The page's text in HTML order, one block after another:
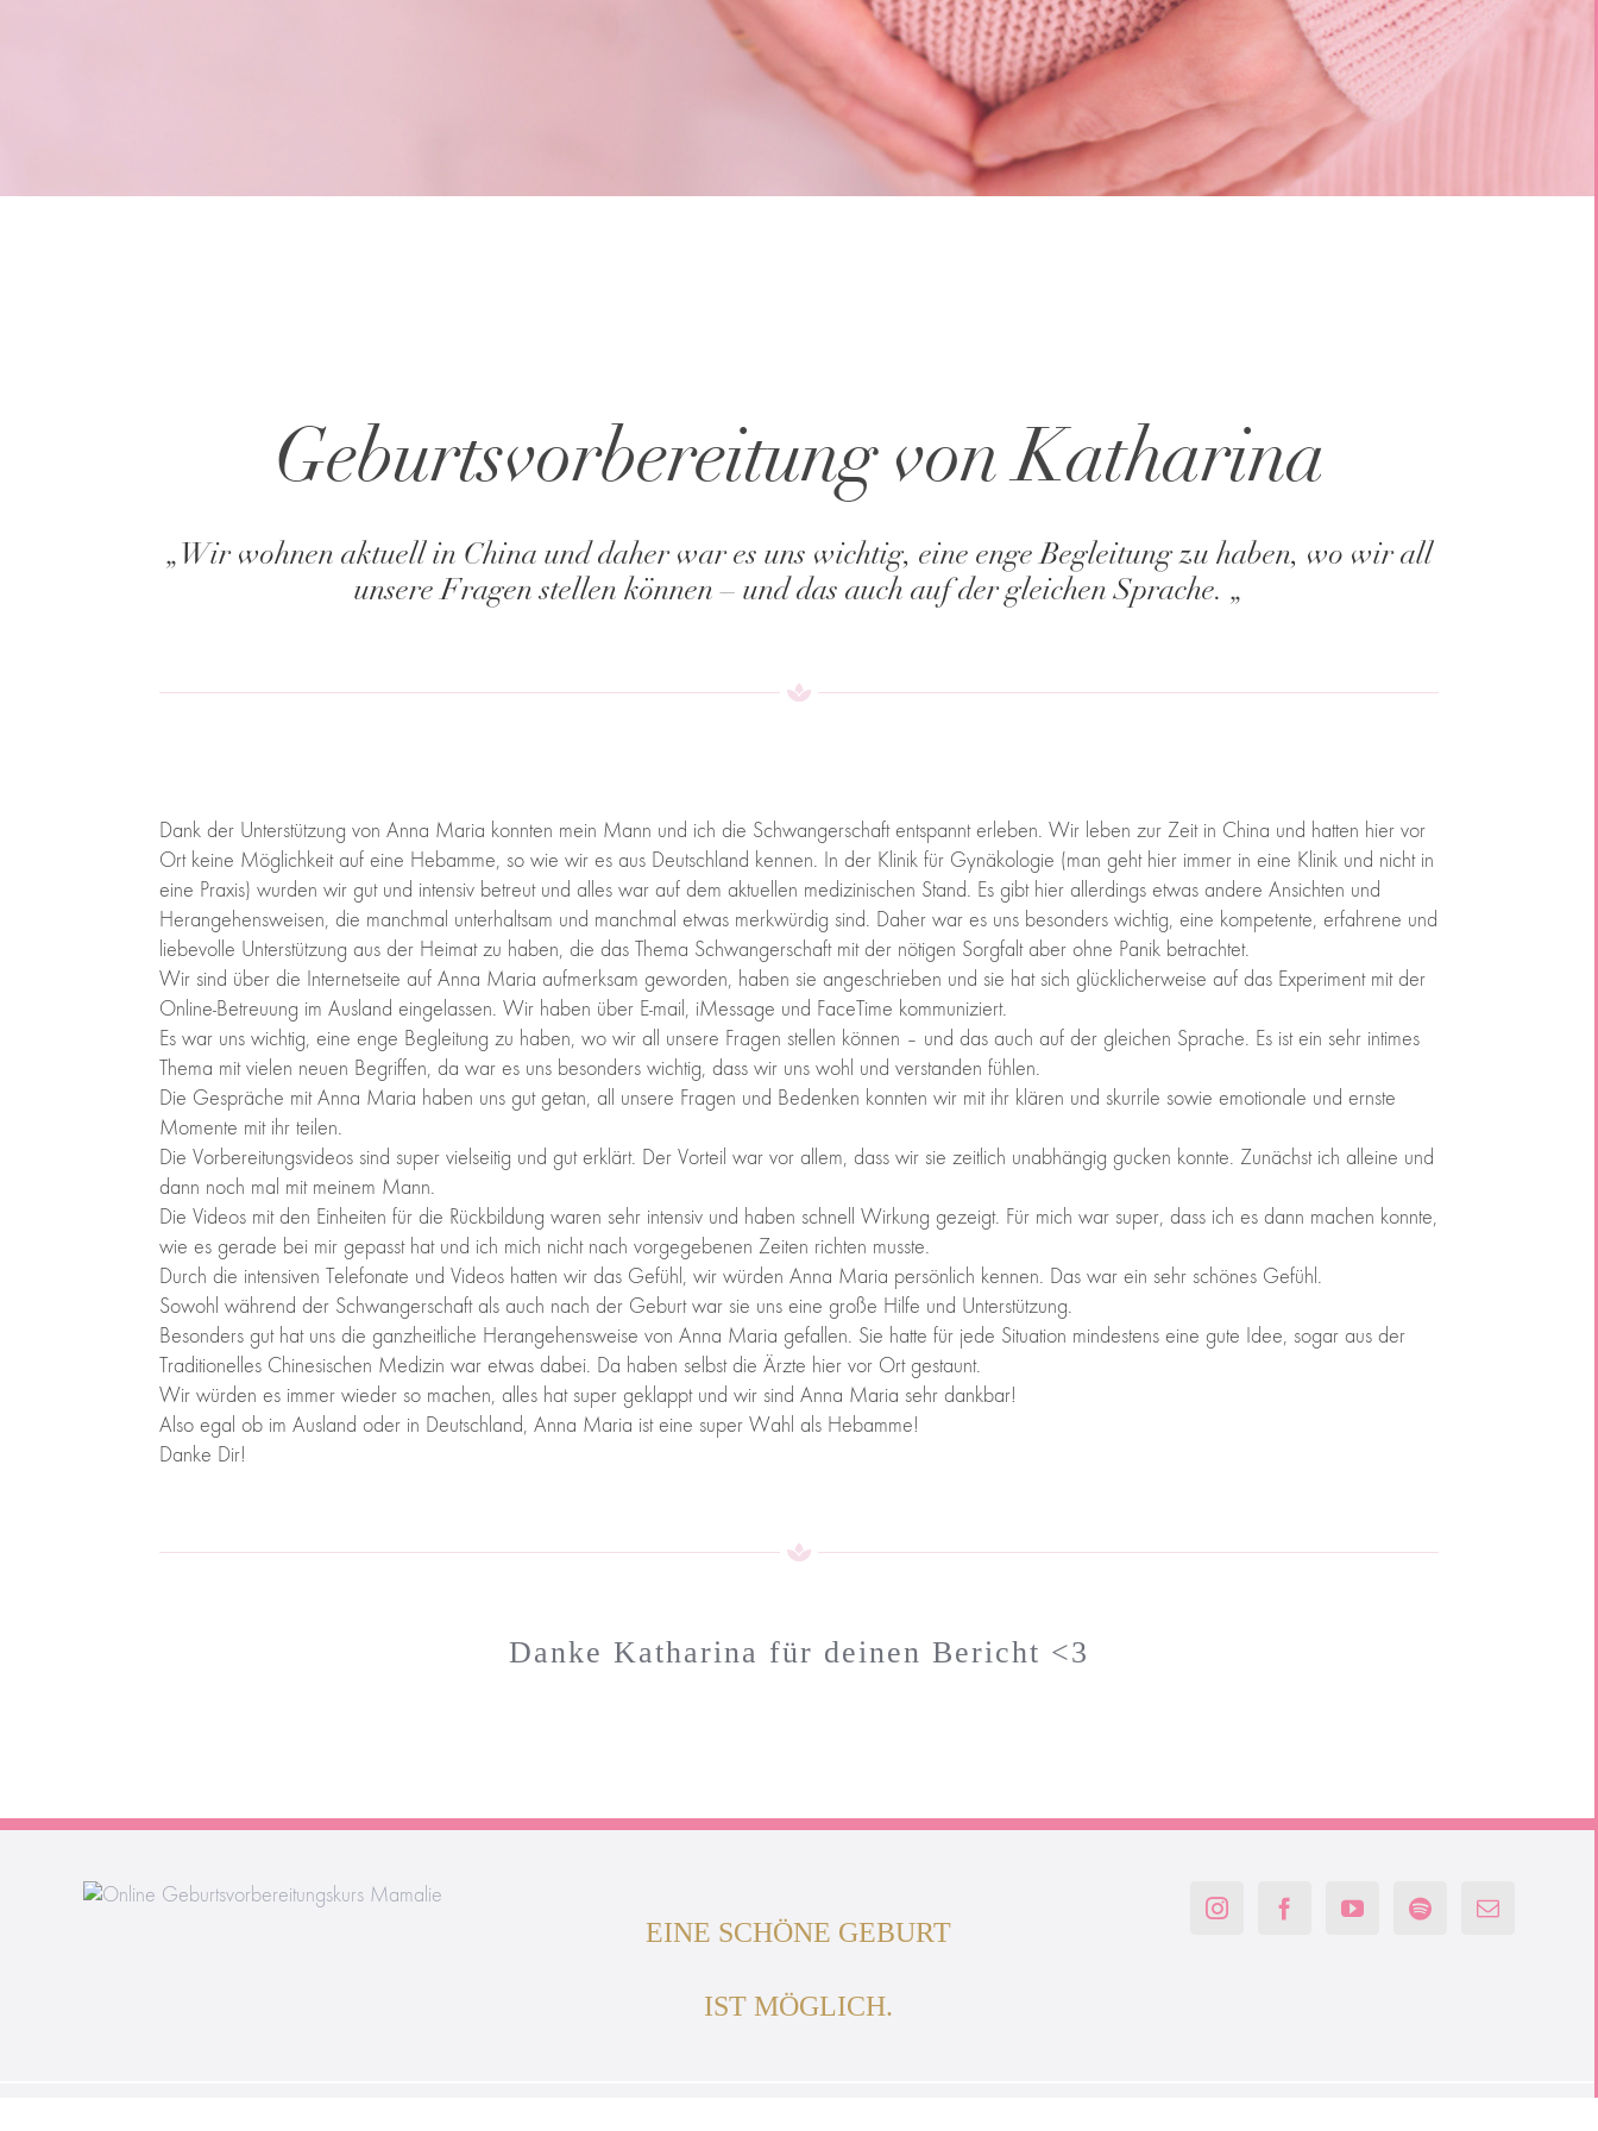
Geburtsvorbereitung von Katharina
„ Wir wohnen aktuell in China und daher war es uns wichtig, eine enge Begleitung zu haben, wo wir all
unsere Fragen stellen können – und das auch auf der gleichen Sprache. „
Dank der Unterstützung von Anna Maria konnten mein Mann und ich die Schwangerschaft entspannt erleben. Wir leben zur Zeit in China und hatten hier vor
Ort keine Möglichkeit auf eine Hebamme, so wie wir es aus Deutschland kennen. In der Klinik für Gynäkologie (man geht hier immer in eine Klinik und nicht in
eine Praxis) wurden wir gut und intensiv betreut und alles war auf dem aktuellen medizinischen Stand. Es gibt hier allerdings etwas andere Ansichten und
Herangehensweisen, die manchmal unterhaltsam und manchmal etwas merkwürdig sind. Daher war es uns besonders wichtig, eine kompetente, erfahrene und
liebevolle Unterstützung aus der Heimat zu haben, die das Thema Schwangerschaft mit der nötigen Sorgfalt aber ohne Panik betrachtet.
Wir sind über die Internetseite auf Anna Maria aufmerksam geworden, haben sie angeschrieben und sie hat sich glücklicherweise auf das Experiment mit der
Online-Betreuung im Ausland eingelassen. Wir haben über E-mail, iMessage und FaceTime kommuniziert.
Es war uns wichtig, eine enge Begleitung zu haben, wo wir all unsere Fragen stellen können – und das auch auf der gleichen Sprache. Es ist ein sehr intimes
Thema mit vielen neuen Begriffen, da war es uns besonders wichtig, dass wir uns wohl und verstanden fühlen.
Die Gespräche mit Anna Maria haben uns gut getan, all unsere Fragen und Bedenken konnten wir mit ihr klären und skurrile sowie emotionale und ernste
Momente mit ihr teilen.
Die Vorbereitungsvideos sind super vielseitig und gut erklärt. Der Vorteil war vor allem, dass wir sie zeitlich unabhängig gucken konnte. Zunächst ich alleine und
dann noch mal mit meinem Mann.
Die Videos mit den Einheiten für die Rückbildung waren sehr intensiv und haben schnell Wirkung gezeigt. Für mich war super, dass ich es dann machen konnte,
wie es gerade bei mir gepasst hat und ich mich nicht nach vorgegebenen Zeiten richten musste.
Durch die intensiven Telefonate und Videos hatten wir das Gefühl, wir würden Anna Maria persönlich kennen. Das war ein sehr schönes Gefühl.
Sowohl während der Schwangerschaft als auch nach der Geburt war sie uns eine große Hilfe und Unterstützung.
Besonders gut hat uns die ganzheitliche Herangehensweise von Anna Maria gefallen. Sie hatte für jede Situation mindestens eine gute Idee, sogar aus der
Traditionelles Chinesischen Medizin war etwas dabei. Da haben selbst die Ärzte hier vor Ort gestaunt.
Wir würden es immer wieder so machen, alles hat super geklappt und wir sind Anna Maria sehr dankbar!
Also egal ob im Ausland oder in Deutschland, Anna Maria ist eine super Wahl als Hebamme!
Danke Dir!
Danke Katharina für deinen Bericht <3
EINE SCHÖNE GEBURT
IST MÖGLICH.